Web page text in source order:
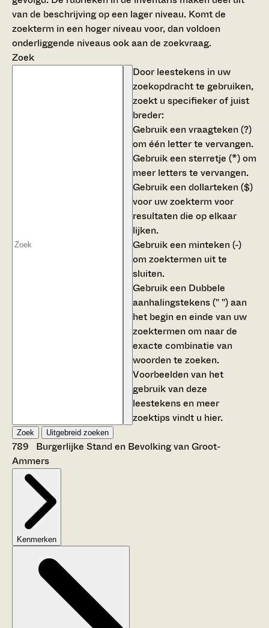
van de beschrijving op een lager niveau. Komt de
zoekterm in een hoger niveau voor, dan voldoen
onderliggende niveaus ook aan de zoekvraag.
Zoek
Door leestekens in uw
zoekopdracht te gebruiken,
zoekt u specifieker of juist
breder:
Gebruik eenvraagteken (?)
om één letter te vervangen.
Gebruik eensterretje (*)om
meer letters te vervangen.
Gebruik eendollarteken ($)
voor uw zoekterm voor
resultaten die op elkaar
lijken.
Gebruik een minteken (-)
om zoektermen uit te
sluiten.
Gebruik een Dubbele
aanhalingstekens (" ")aan
het begin en einde van uw
zoektermen om naar de
exacte combinatie van
woorden te zoeken.
Voorbeelden van het
gebruik van deze
leestekens en meer
zoektips vindt u hier.
Zoek Uitgebreid zoeken
789 Burgerlijke Stand en Bevolking van Groot-
Ammers
Kenmerken